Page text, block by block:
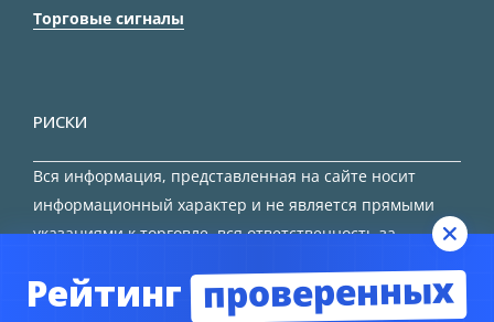
Торговые сигналы
РИСКИ
Вся информация, представленная на сайте носит
информационный характер и не является прямыми
указаниями к торговле, вся ответственность за
Рейтинг проверенных